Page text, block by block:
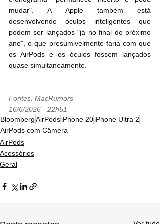
mudar". A Apple também está
desenvolvendo óculos inteligentes que
podem ser lançados "já no final do próximo
ano", o que presumivelmente faria com que
os AirPods e os óculos fossem lançados
quase simultaneamente.
Fontes: MacRumors
16/6/2026 - 22h51
BloombergAirPodsiPhone 20iPhone Ultra 2
AirPods com Câmera
AirPods
Acessórios
Geral